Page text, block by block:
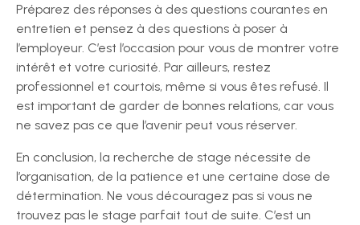
Préparez des réponses à des questions courantes en
entretien et pensez à des questions à poser à
l’employeur. C’est l’occasion pour vous de montrer votre
intérêt et votre curiosité. Par ailleurs, restez
professionnel et courtois, même si vous êtes refusé. Il
est important de garder de bonnes relations, car vous
ne savez pas ce que l’avenir peut vous réserver.
En conclusion, la recherche de stage nécessite de
l’organisation, de la patience et une certaine dose de
détermination. Ne vous découragez pas si vous ne
trouvez pas le stage parfait tout de suite. C’est un